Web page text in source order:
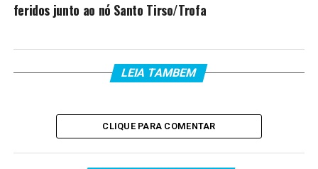
feridos junto ao nó Santo Tirso/Trofa
LEIA TAMBEM
CLIQUE PARA COMENTAR